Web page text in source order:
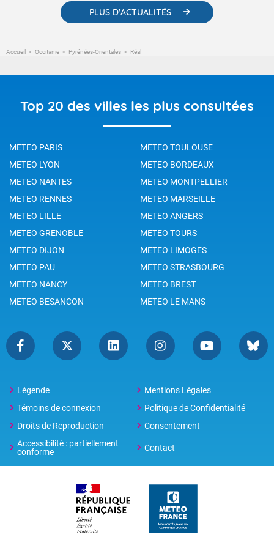
PLUS D'ACTUALITÉS
Accueil Occitanie Pyrénées-Orientales Réal
Top 20 des villes les plus consultées
METEO PARIS
METEO TOULOUSE
METEO LYON
METEO BORDEAUX
METEO NANTES
METEO MONTPELLIER
METEO RENNES
METEO MARSEILLE
METEO LILLE
METEO ANGERS
METEO GRENOBLE
METEO TOURS
METEO DIJON
METEO LIMOGES
METEO PAU
METEO STRASBOURG
METEO NANCY
METEO BREST
METEO BESANCON
METEO LE MANS
Légende
Mentions Légales
Témoins de connexion
Politique de Confidentialité
Droits de Reproduction
Consentement
Accessibilité : partiellement
conforme
Contact